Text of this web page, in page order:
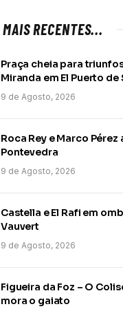
MAIS RECENTES...
Praça cheia para
Miranda em El Puerto de
9 de Agosto, 2026
Roca Rey e Marco Pérez
Pontevedra
9 de Agosto, 2026
Castella e El Rafi em
Vauvert
9 de Agosto, 2026
Figueira da Foz – O
mora o gaiato